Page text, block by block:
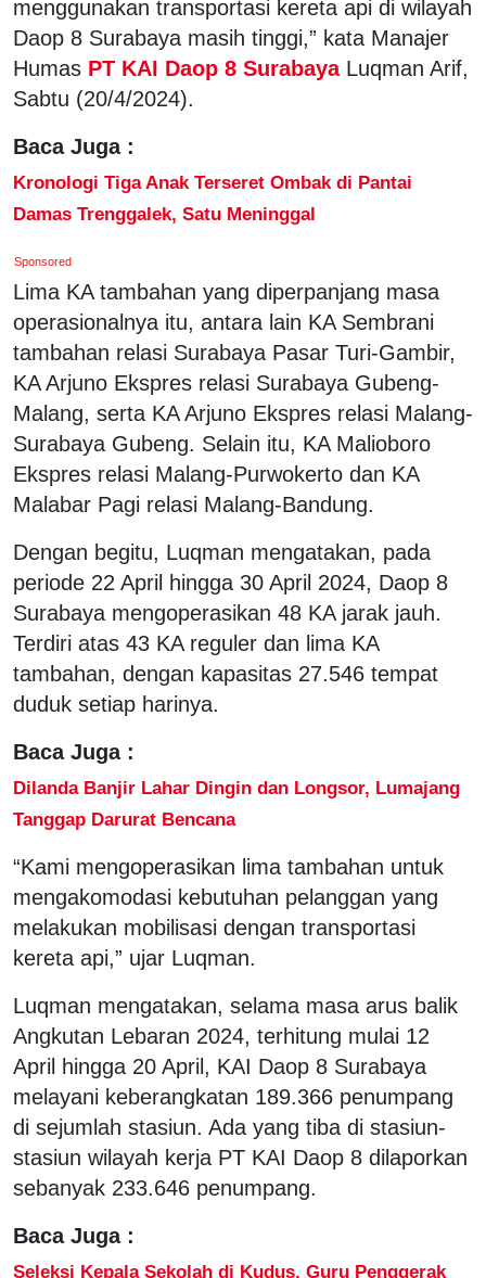
menggunakan transportasi kereta api di wilayah
Daop 8 Surabaya masih tinggi,” kata Manajer
Humas PT KAI Daop 8 Surabaya Luqman Arif,
Sabtu (20/4/2024).
Baca Juga :
Kronologi Tiga Anak Terseret Ombak di Pantai
Damas Trenggalek, Satu Meninggal
Sponsored
Lima KA tambahan yang diperpanjang masa
operasionalnya itu, antara lain KA Sembrani
tambahan relasi Surabaya Pasar Turi-Gambir,
KA Arjuno Ekspres relasi Surabaya Gubeng-
Malang, serta KA Arjuno Ekspres relasi Malang-
Surabaya Gubeng. Selain itu, KA Malioboro
Ekspres relasi Malang-Purwokerto dan KA
Malabar Pagi relasi Malang-Bandung.
Dengan begitu, Luqman mengatakan, pada
periode 22 April hingga 30 April 2024, Daop 8
Surabaya mengoperasikan 48 KA jarak jauh.
Terdiri atas 43 KA reguler dan lima KA
tambahan, dengan kapasitas 27.546 tempat
duduk setiap harinya.
Baca Juga :
Dilanda Banjir Lahar Dingin dan Longsor, Lumajang
Tanggap Darurat Bencana
“Kami mengoperasikan lima tambahan untuk
mengakomodasi kebutuhan pelanggan yang
melakukan mobilisasi dengan transportasi
kereta api,” ujar Luqman.
Luqman mengatakan, selama masa arus balik
Angkutan Lebaran 2024, terhitung mulai 12
April hingga 20 April, KAI Daop 8 Surabaya
melayani keberangkatan 189.366 penumpang
di sejumlah stasiun. Ada yang tiba di stasiun-
stasiun wilayah kerja PT KAI Daop 8 dilaporkan
sebanyak 233.646 penumpang.
Baca Juga :
Seleksi Kepala Sekolah di Kudus, Guru Penggerak